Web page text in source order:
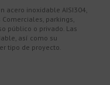
acero inoxidable AISI304,
parkings,
público o privado. Las
así como su
tipo de proyecto.